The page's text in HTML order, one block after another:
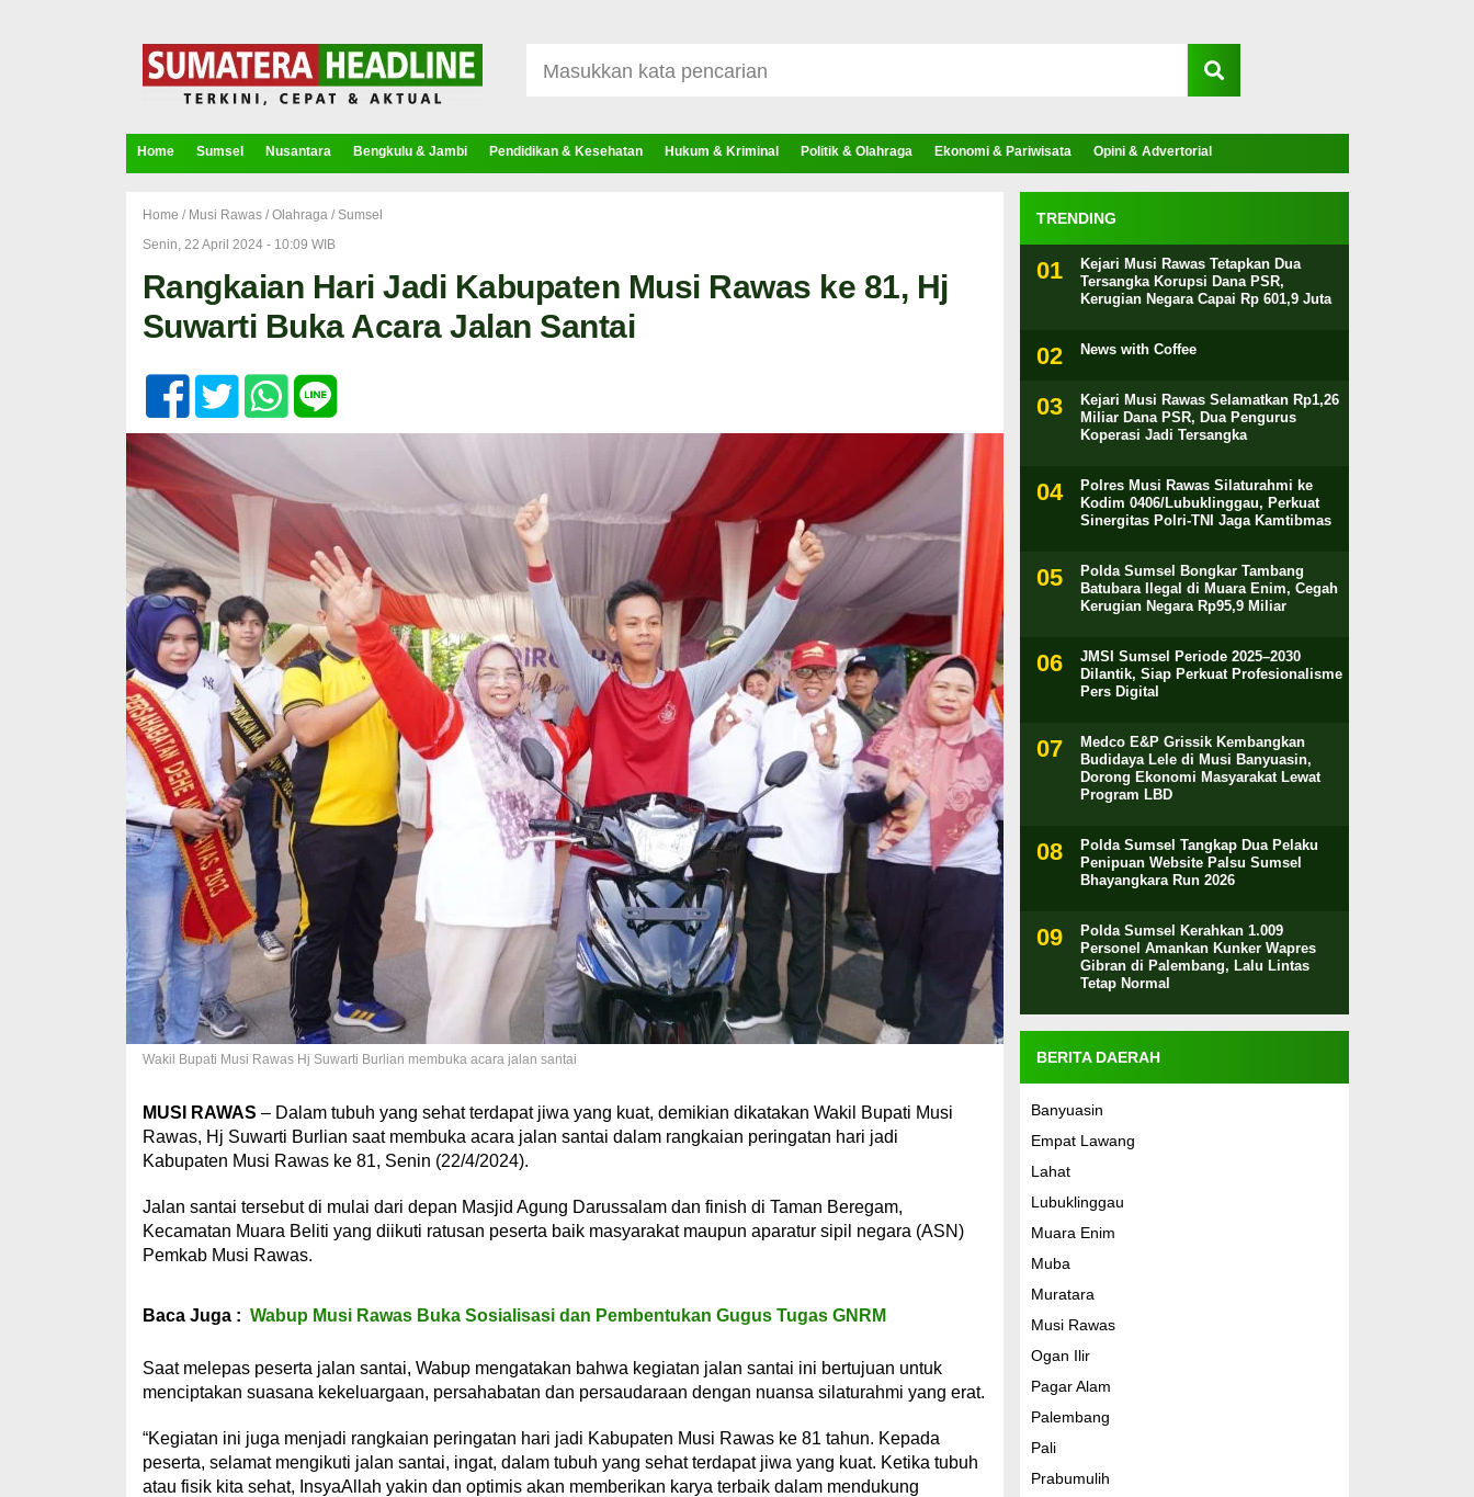
Home Sumsel Nusantara Bengkulu & Jambi Pendidikan & Kesehatan Hukum & Kriminal Politik & Olahraga Ekonomi & Pariwisata Opini & Advertorial
Home / Musi Rawas/ Olahraga/ Sumsel
Senin, 22 April 2024 - 10:09 WIB
Rangkaian Hari Jadi Kabupaten Musi Rawas ke 81, Hj
Suwarti Buka Acara Jalan Santai
Wakil Bupati Musi Rawas Hj Suwarti Burlian membuka acara jalan santai
MUSI RAWAS – Dalam tubuh yang sehat terdapat jiwa yang kuat, demikian dikatakan Wakil Bupati Musi
Rawas, Hj Suwarti Burlian saat membuka acara jalan santai dalam rangkaian peringatan hari jadi
Kabupaten Musi Rawas ke 81, Senin (22/4/2024).
Jalan santai tersebut di mulai dari depan Masjid Agung Darussalam dan finish di Taman Beregam,
Kecamatan Muara Beliti yang diikuti ratusan peserta baik masyarakat maupun aparatur sipil negara (ASN)
Pemkab Musi Rawas.
Baca Juga : Wabup Musi Rawas Buka Sosialisasi dan Pembentukan Gugus Tugas GNRM
Saat melepas peserta jalan santai, Wabup mengatakan bahwa kegiatan jalan santai ini bertujuan untuk
menciptakan suasana kekeluargaan, persahabatan dan persaudaraan dengan nuansa silaturahmi yang erat.
“Kegiatan ini juga menjadi rangkaian peringatan hari jadi Kabupaten Musi Rawas ke 81 tahun. Kepada
peserta, selamat mengikuti jalan santai, ingat, dalam tubuh yang sehat terdapat jiwa yang kuat. Ketika tubuh
atau fisik kita sehat, InsyaAllah yakin dan optimis akan memberikan karya terbaik dalam mendukung
TRENDING
Kejari Musi Rawas Tetapkan Dua
Tersangka Korupsi Dana PSR,
Kerugian Negara Capai Rp 601,9 Juta
News with Coffee
Kejari Musi Rawas Selamatkan Rp1,26
Miliar Dana PSR, Dua Pengurus
Koperasi Jadi Tersangka
Polres Musi Rawas Silaturahmi ke
Kodim 0406/Lubuklinggau, Perkuat
Sinergitas Polri-TNI Jaga Kamtibmas
Polda Sumsel Bongkar Tambang
Batubara Ilegal di Muara Enim, Cegah
Kerugian Negara Rp95,9 Miliar
JMSI Sumsel Periode 2025–2030
Dilantik, Siap Perkuat Profesionalisme
Pers Digital
Medco E&P Grissik Kembangkan
Budidaya Lele di Musi Banyuasin,
Dorong Ekonomi Masyarakat Lewat
Program LBD
Polda Sumsel Tangkap Dua Pelaku
Penipuan Website Palsu Sumsel
Bhayangkara Run 2026
Polda Sumsel Kerahkan 1.009
Personel Amankan Kunker Wapres
Gibran di Palembang, Lalu Lintas
Tetap Normal
BERITA DAERAH
Banyuasin
Empat Lawang
Lahat
Lubuklinggau
Muara Enim
Muba
Muratara
Musi Rawas
Ogan Ilir
Pagar Alam
Palembang
Pali
Prabumulih